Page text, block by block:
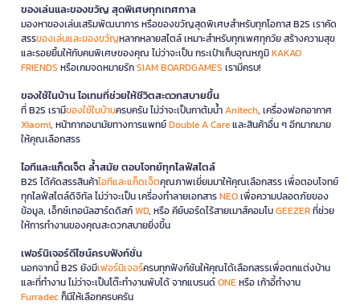
ของเล่นและของขวัญ สุดพิเศษทุกเทศกาล
มองหาของเล่นเสริมพัฒนาการ หรือของขวัญสุดพิเศษสำหรับทุกโอกาส B2S เราคัด
สรรของเล่นและของขวัญหลากหลายสไตล์ เหมาะสำหรับทุกเพศทุกวัย สร้างความสุข
และรอยยิ้มให้กับคนพิเศษของคุณ ไม่ว่าจะเป็น กระเป๋าเก็บอุณหภูมิKAKAO
FRIENDS หรือเกมจดหมายรักSIAM BOARDGAMES เรามีครบ!
ของใช้ในบ้าน ไอเทมที่ช่วยให้ชีวิตสะดวกสบายขึ้น
ที่ B2S เรามีของใช้ในบ้านครบครัน ไม่ว่าจะเป็นกาต้มน้ำAnitech, เครื่องฟอกอากาศ
Xiaomi, หน้ากากอนามัยทางการแพทย์Double A Careและสินค้าอื่น ๆ อีกมากมาย
ให้คุณเลือกสรร
ไอทีและแก็ดเจ็ต ล้ำสมัย ตอบโจทย์ทุกไลฟ์สไตล์
B2S ได้คัดสรรสินค้าไอทีและแก็ดเจ็ตคุณภาพเยี่ยมมาให้คุณเลือกสรร เพื่อตอบโจทย์
ทุกไลฟ์สไตล์ดิจิทัล ไม่ว่าจะเป็น เครื่องทำลายเอกสารNEOเพื่อความปลอดภัยของ
ข้อมูล, เอ็กซ์เทอนัลฮาร์ดดิสก์WD, หรือ คีย์บอร์ดไร้สายเมาส์คอมโบGEEZERที่ช่วย
ให้การทำงานของคุณสะดวกสบายยิ่งขึ้น
เฟอร์นิเจอร์ดีไซน์ครบฟังก์ชั่น
นอกจากนี้ B2S ยังมีเฟอร์นิเจอร์ครบทุกฟังก์ชันให้คุณได้เลือกสรรเพื่อตกแต่งบ้าน
และที่ทำงาน ไม่ว่าจะเป็นโต๊ะทำงานพับได้ จากแบรนด์ONEหรือ เก้าอี้ทำงาน
Furradecก็มีให้เลือกครบครัน